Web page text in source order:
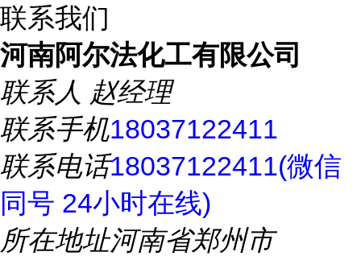
联系我们
河南阿尔法化工有限公司
联系人 赵经理
联系手机18037122411
联系电话18037122411(微信
同号 24小时在线)
所在地址河南省郑州市